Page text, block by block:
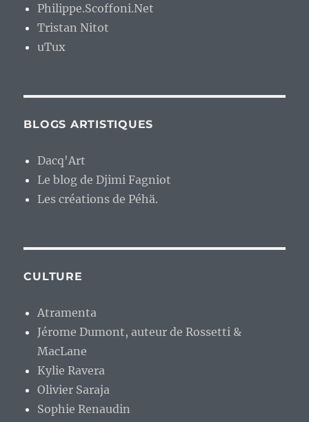
Philippe.Scoffoni.Net
Tristan Nitot
uTux
BLOGS ARTISTIQUES
Dacq'Art
Le blog de Djimi Fagniot
Les créations de Péhä.
CULTURE
Atramenta
Jérome Dumont, auteur de Rossetti &
MacLane
Kylie Ravera
Olivier Saraja
Sophie Renaudin